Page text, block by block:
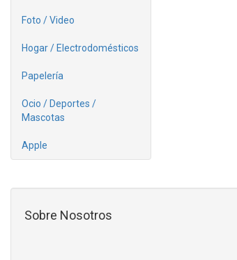
Foto / Video
Hogar / Electrodomésticos
Papelería
Ocio / Deportes /
Mascotas
Apple
Sobre Nosotros